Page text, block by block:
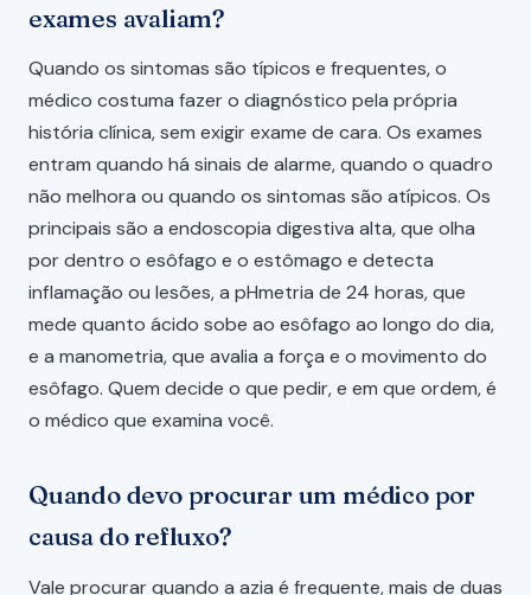
exames avaliam?
Quando os sintomas são típicos e frequentes, o
médico costuma fazer o diagnóstico pela própria
história clínica, sem exigir exame de cara. Os exames
entram quando há sinais de alarme, quando o quadro
não melhora ou quando os sintomas são atípicos. Os
principais são a endoscopia digestiva alta, que olha
por dentro o esôfago e o estômago e detecta
inflamação ou lesões, a pHmetria de 24 horas, que
mede quanto ácido sobe ao esôfago ao longo do dia,
e a manometria, que avalia a força e o movimento do
esôfago. Quem decide o que pedir, e em que ordem, é
o médico que examina você.
Quando devo procurar um médico por
causa do refluxo?
Vale procurar quando a azia é frequente, mais de duas